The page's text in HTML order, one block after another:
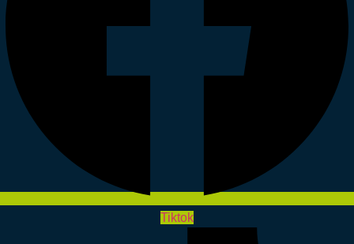
Tiktok